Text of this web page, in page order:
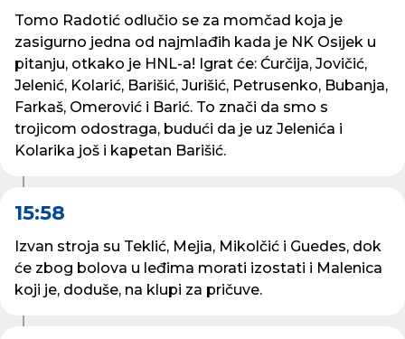
Tomo Radotić odlučio se za momčad koja je
zasigurno jedna od najmlađih kada je NK Osijek u
pitanju, otkako je HNL-a! Igrat će: Ćurčija, Jovičić,
Jelenić, Kolarić, Barišić, Jurišić, Petrusenko, Bubanja,
Farkaš, Omerović i Barić. To znači da smo s
trojicom odostraga, budući da je uz Jelenića i
Kolarika još i kapetan Barišić.
15:58
Izvan stroja su Teklić, Mejia, Mikolčić i Guedes, dok
će zbog bolova u leđima morati izostati i Malenica
koji je, doduše, na klupi za pričuve.